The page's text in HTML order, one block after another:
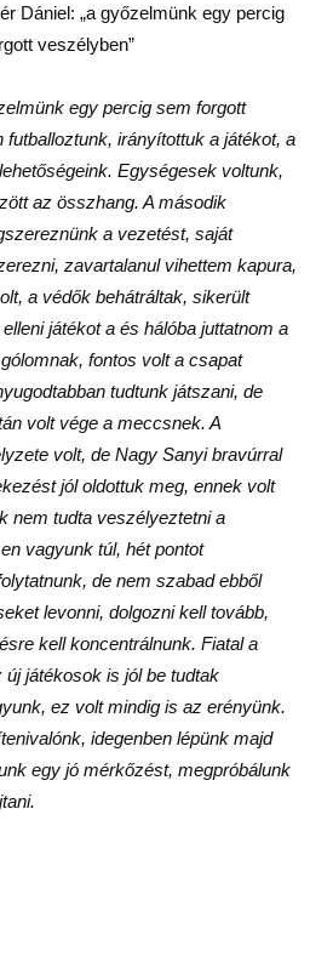
egy percig sem forgott
irányítottuk a játékot, a
Egységesek voltunk,
az összhang. A második
a vezetést, saját
zavartalanul vihettem kapura,
a védők behátráltak, sikerült
játékot a és hálóba juttatnom a
fontos volt a csapat
tudtunk játszani, de
volt vége a meccsnek. A
volt, de Nagy Sanyi bravúrral
jól oldottuk meg, ennek volt
nem tudta veszélyeztetni a
vagyunk túl, hét pontot
de nem szabad ebből
levonni, dolgozni kell tovább,
kell koncentrálnunk. Fiatal a
játékosok is jól be tudtak
ez volt mindig is az erényünk.
idegenben lépünk majd
egy jó mérkőzést, megpróbálunk